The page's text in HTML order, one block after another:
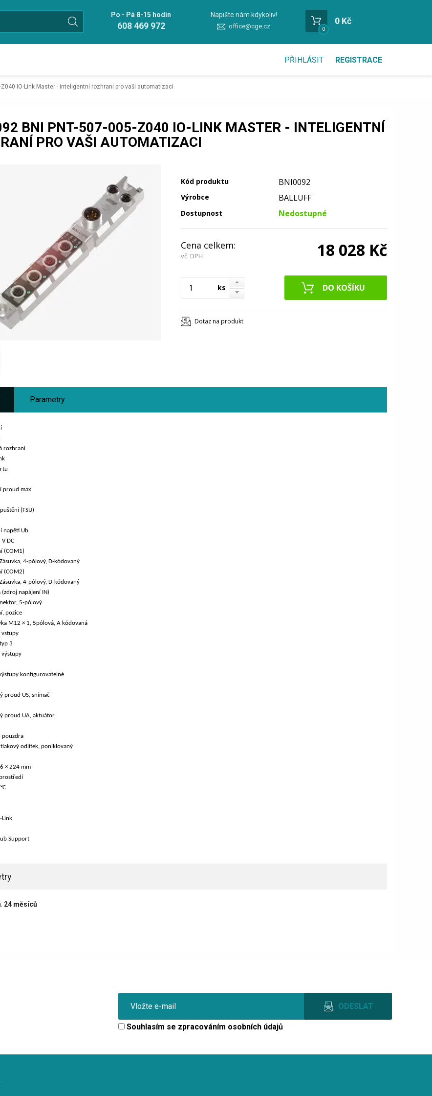
Po - Pá 8-15 hodin
608 469 972
Napište nám kdykoliv!
office@cge.cz 0
0 Kč
PŘIHLÁSIT REGISTRACE
Z040 IO-Link Master - inteligentní rozhraní pro vaši automatizaci
BNI PNT-507-005-Z040 IO-LINK MASTER - INTELIGENTNÍ
PRO VAŠI AUTOMATIZACI
Kód produktu BNI0092
Výrobce BALLUFF
Dostupnost Nedostupné
Cena celkem:
vč. DPH 18 028 Kč
ks
Dotaz na produkt
Parametry
rozhraní
proud max.
(FSU)
napětí Ub
DC
(COM1)
4-pólový, D-kódovaný
(COM2)
4-pólový, D-kódovaný
(zdroj napájení IN)
5-pólový
pozice
M12 × 1, 5pólová, A kódovaná
vstupy
3
výstupy
konfigurovatelné
proud US, snímač
proud UA, aktuátor
pouzdra
odlitek, poniklovaný
× 224 mm
Link
Support
24 měsíců
Souhlasím se zpracováním osobních údajů